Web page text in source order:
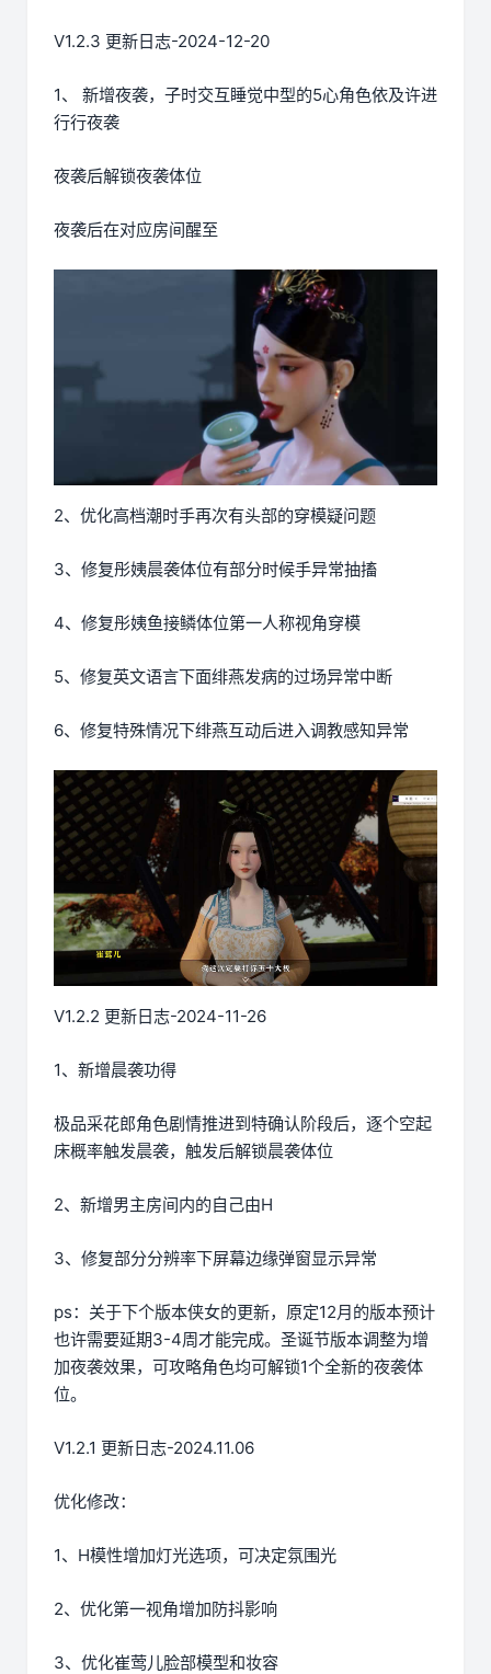
V1.2.3 更新日志-2024-12-20
1、 新增夜袭，子时交互睡觉中型的5心角色依及许进
行行夜袭
夜袭后解锁夜袭体位
夜袭后在对应房间醒至
2、优化高档潮时手再次有头部的穿模疑问题
3、修复彤姨晨袭体位有部分时候手异常抽搐
4、修复彤姨鱼接鳞体位第一人称视角穿模
5、修复英文语言下面绯燕发病的过场异常中断
6、修复特殊情况下绯燕互动后进入调教感知异常
V1.2.2 更新日志-2024-11-26
1、新增晨袭功得
极品采花郎角色剧情推进到特确认阶段后，逐个空起
床概率触发晨袭，触发后解锁晨袭体位
2、新增男主房间内的自己由H
3、修复部分分辨率下屏幕边缘弹窗显示异常
ps：关于下个版本侠女的更新，原定12月的版本预计
也许需要延期3-4周才能完成。圣诞节版本调整为增
加夜袭效果，可攻略角色均可解锁1个全新的夜袭体
位。
V1.2.1 更新日志-2024.11.06
优化修改：
1、H模性增加灯光选项，可决定氛围光
2、优化第一视角增加防抖影响
3、优化崔莺儿脸部模型和妆容